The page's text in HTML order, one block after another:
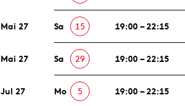
Mai 27 Sa 15 19:00 – 22:15
Mai 27 Sa 29 19:00 – 22:15
Jul 27 Mo 5 19:00 – 22:15